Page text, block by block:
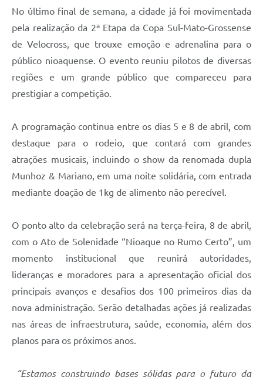
No último final de semana, a cidade já foi movimentada
pela realização da 2ª Etapa da Copa Sul-Mato-Grossense
de Velocross, que trouxe emoção e adrenalina para o
público nioaquense. O evento reuniu pilotos de diversas
regiões e um grande público que compareceu para
prestigiar a competição.
A programação continua entre os dias 5 e 8 de abril, com
destaque para o rodeio, que contará com grandes
atrações musicais, incluindo o show da renomada dupla
Munhoz & Mariano, em uma noite solidária, com entrada
mediante doação de 1kg de alimento não perecível.
O ponto alto da celebração será na terça-feira, 8 de abril,
com o Ato de Solenidade “Nioaque no Rumo Certo”, um
momento institucional que reunirá autoridades,
lideranças e moradores para a apresentação oficial dos
principais avanços e desafios dos 100 primeiros dias da
nova administração. Serão detalhadas ações já realizadas
nas áreas de infraestrutura, saúde, economia, além dos
planos para os próximos anos.
“Estamos construindo bases sólidas para o futuro da